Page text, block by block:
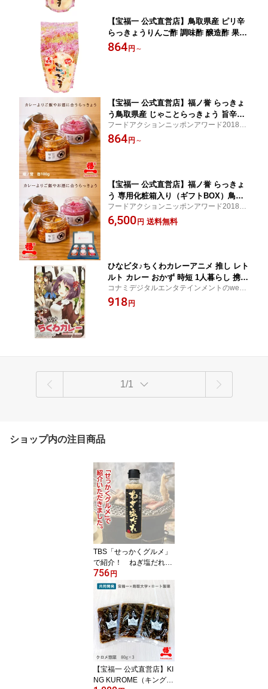
【宝福一 公式直営店】鳥取県産 ピリ辛
らっきょうりんご酢 調味酢 醸造酢 果糖
甘味料無添加
864円 ～
【宝福一 公式直営店】福ノ誉 らっきょ
う鳥取県産 じゃことらっきょう 旨辛み
そらっきょう 生ラー油 くだき梅らっき
ょう セット ごはんのお供 おかず 瓶詰
フードアクションニッポンアワード2018受
賞
864円 ～
【宝福一 公式直営店】福ノ誉 らっきょ
う 専用化粧箱入り（ギフトBOX）鳥取
県産 じゃことらっきょう 旨辛みそらっ
きょう 生ラー油 くだき梅らっきょう セ
フードアクションニッポンアワード2018受
賞
6,500円 送料無料
ひなビタ♪ちくわカレーアニメ 推し レト
ルト カレー おかず 時短 1人暮らし 携帯
備蓄
コナミデジタルエンタテインメントのweb
連動型音楽配信企画「ひなビタ♪」春日咲子
霜月凛 和泉一舞
918円
1/1
ショップ内の注目商品
TBS「せっかくグルメ」
で紹介！ ねぎ塩だれ
（他商品との同梱不可）
調味料 焼肉のたれ 焼き
ュー お取り寄せ ご当地
おうちグルメ 人気 鳥取
テレビ 話題
756円
【宝福一 公式直営店】KI
NG KUROME（キング